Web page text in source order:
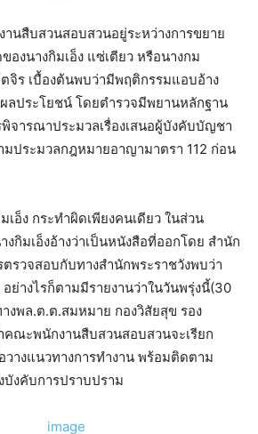
นสืบสวนสอบสวนอยู่ระหว่างการขยาย
องนางกิมเอ็ง แซ่เตียว หรือนางกม
ร เบื้องต้นพบว่ามีพฤติกรรมแอบอ้าง
ผลประโยชน์ โดยตำรวจมีพยานหลักฐาน
พิจารณาประมวลเรื่องเสนอผู้บังคับบัญชา
ประมวลกฎหมายอาญามาตรา 112 ก่อน
อ็ง กระทำผิดเพียงคนเดียว ในส่วน
กิมเอ็งอ้างว่าเป็นหนังสือที่ออกโดย สำนัก
รวจสอบกับทางสำนักพระราชวังพบว่า
ย่างไรก็ตามมีรายงานว่าในวันพรุ่งนี้(30
างพล.ต.ต.สมหมาย กองวิสัยสุข รอง
ณะพนักงานสืบสวนสอบสวนจะเรียก
างแนวทางการทำงาน พร้อมติดตาม
งคับการปราบปราม